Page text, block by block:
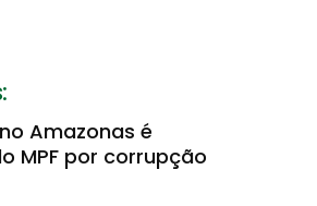
Amazonas é
MPF por corrupção